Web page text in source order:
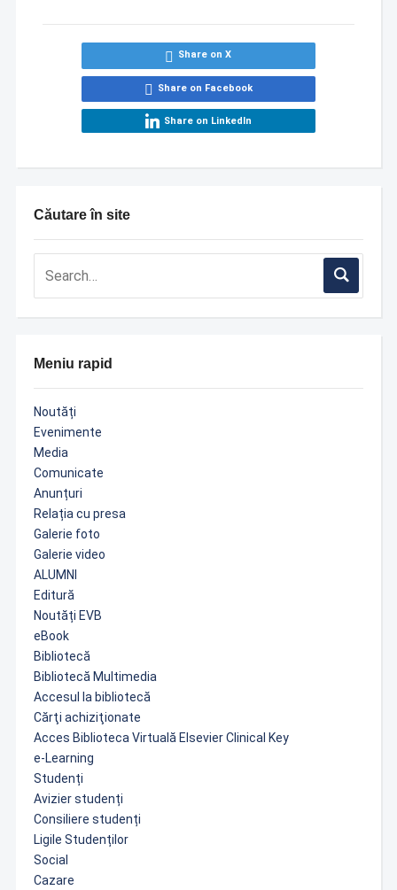
Căutare în site
Meniu rapid
Noutăți
Evenimente
Media
Comunicate
Anunțuri
Relația cu presa
Galerie foto
Galerie video
ALUMNI
Editură
Noutăți EVB
eBook
Bibliotecă
Bibliotecă Multimedia
Accesul la bibliotecă
Cărţi achiziţionate
Acces Biblioteca Virtuală Elsevier Clinical Key
e-Learning
Studenți
Avizier studenți
Consiliere studenți
Ligile Studenților
Social
Cazare
Share on X
Share on Facebook
Share on LinkedIn